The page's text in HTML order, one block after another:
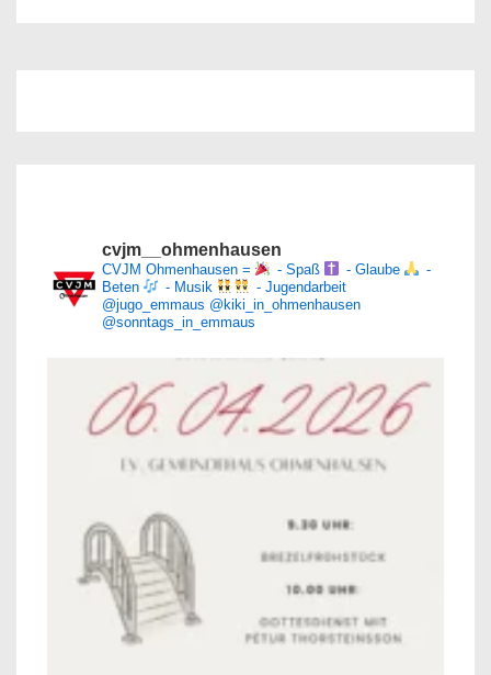
cvjm__ohmenhausen
CVJM Ohmenhausen = - Spaß - Glaube
-
Beten
- Musik
- Jugendarbeit
@jugo_emmaus @kiki_in_ohmenhausen
@sonntags_in_emmaus